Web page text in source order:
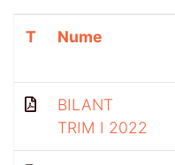
T Nume
BILANT
TRIM I 2022